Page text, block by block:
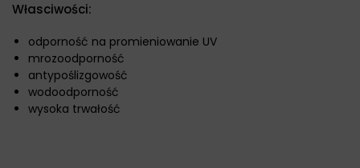
Własciwości:
odporność na promieniowanie UV
mrozoodporność
antypoślizgowość
wodoodporność
wysoka trwałość